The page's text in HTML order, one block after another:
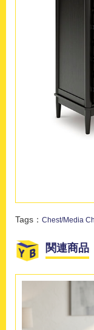
Tags： Chest/Media
関連商品